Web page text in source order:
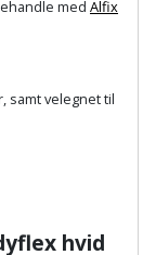
med Alfix
samt velegnet til
hvid